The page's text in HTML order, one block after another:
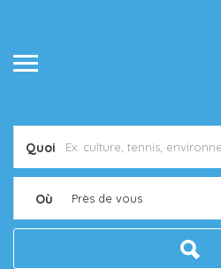
Quoi
Où Près de vous